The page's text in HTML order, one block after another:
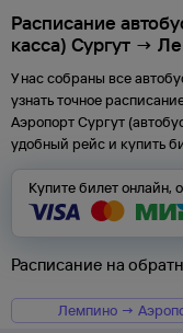
Расписание
касса) Сургут →
У нас собраны все
узнать точное
Аэропорт Сургут
удобный рейс и купить
Купите билет онлайн,
Расписание на
Лемпино →